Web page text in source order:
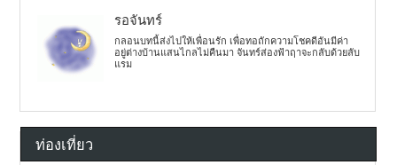
รอจันทร์
กลอนบทนี้ส่งไปให้เพื่อนรัก เพื่อทอถักความโชคดีอันมีค่า
อยู่ต่างบ้านแสนไกลไม่คืนมา จันทร์ส่องฟ้าฤาจะกลับด้วยลับ
แรม
ท่องเที่ยว